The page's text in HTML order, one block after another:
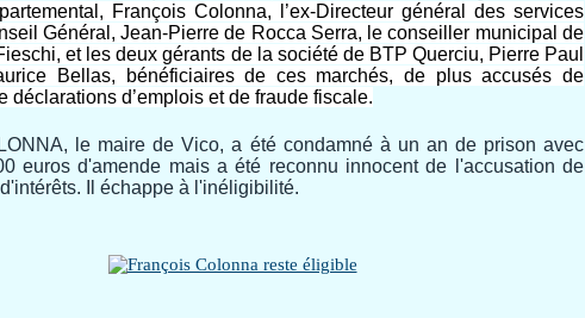
François Colonna, l’ex-Directeur général des services
Général, Jean-Pierre de Rocca Serra, le conseiller municipal de
et les deux gérants de la société de BTP Querciu, Pierre Paul
Bellas, bénéficiaires de ces marchés, de plus accusés de
déclarations d’emplois et de fraude fiscale.
le maire de Vico, a été condamné à un an de prison avec
euros d'amende mais a été reconnu innocent de l'accusation de
Il échappe à l'inéligibilité.